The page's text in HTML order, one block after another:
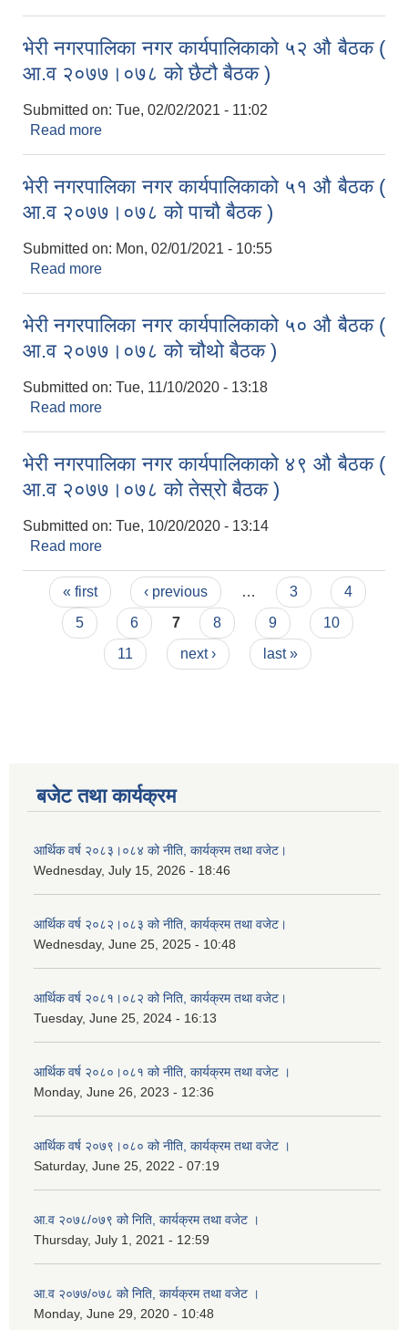
भेरी नगरपालिका नगर कार्यपालिकाको ५२ औ बैठक (
आ.व २०७७।०७८ को छैटौ बैठक )
Submitted on: Tue, 02/02/2021 - 11:02
Read more
भेरी नगरपालिका नगर कार्यपालिकाको ५१ औ बैठक (
आ.व २०७७।०७८ को पाचौ बैठक )
Submitted on: Mon, 02/01/2021 - 10:55
Read more
भेरी नगरपालिका नगर कार्यपालिकाको ५० औ बैठक (
आ.व २०७७।०७८ को चौथो बैठक )
Submitted on: Tue, 11/10/2020 - 13:18
Read more
भेरी नगरपालिका नगर कार्यपालिकाको ४९ औ बैठक (
आ.व २०७७।०७८ को तेस्रो बैठक )
Submitted on: Tue, 10/20/2020 - 13:14
Read more
Pages
« first ‹ previous … 3
4
5
6 7 8 9
10
11
next › last »
बजेट तथा कार्यक्रम
आर्थिक वर्ष २०८३।०८४ को नीति, कार्यक्रम तथा वजेट।
Wednesday, July 15, 2026 - 18:46
आर्थिक वर्ष २०८२।०८३ को नीति, कार्यक्रम तथा वजेट।
Wednesday, June 25, 2025 - 10:48
आर्थिक वर्ष २०८१।०८२ को निति, कार्यक्रम तथा वजेट।
Tuesday, June 25, 2024 - 16:13
आर्थिक वर्ष २०८०।०८१ को नीति, कार्यक्रम तथा वजेट ।
Monday, June 26, 2023 - 12:36
आर्थिक वर्ष २०७९।०८० को नीति, कार्यक्रम तथा वजेट ।
Saturday, June 25, 2022 - 07:19
आ.व २०७८/०७९ को निति, कार्यक्रम तथा वजेट ।
Thursday, July 1, 2021 - 12:59
आ.व २०७७/०७८ को निति, कार्यक्रम तथा वजेट ।
Monday, June 29, 2020 - 10:48